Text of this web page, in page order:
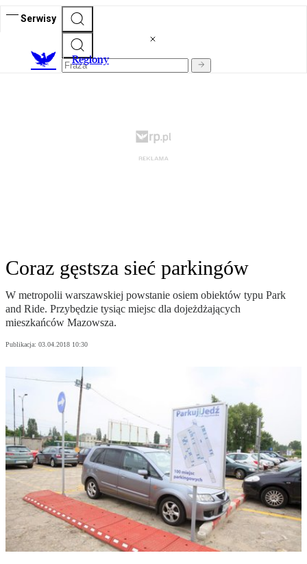
Serwisy
Regiony
Coraz gęstsza sieć parkingów
W metropolii warszawskiej powstanie osiem obiektów typu Park
and Ride. Przybędzie tysiąc miejsc dla dojeżdżających
mieszkańców Mazowsza.
Publikacja: 03.04.2018 10:30